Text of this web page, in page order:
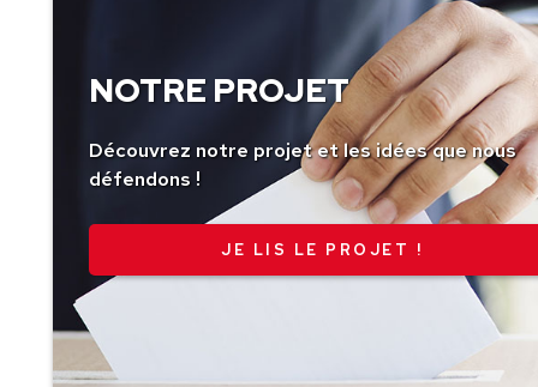
NOTRE PROJET
Découvrez notre projet et les idées que nous
défendons !
JE LIS LE PROJET !